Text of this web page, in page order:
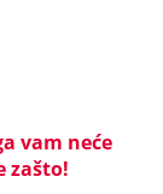
vam neće
zašto!